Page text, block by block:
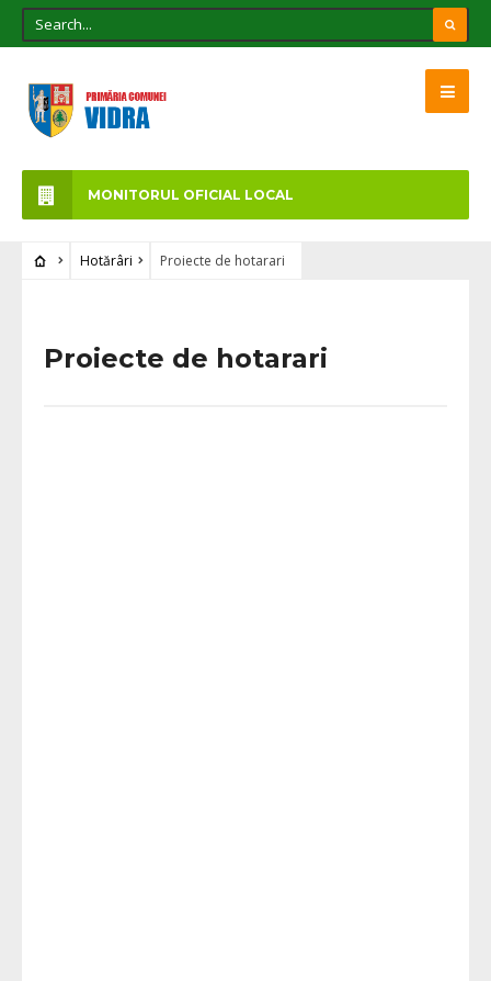
MONITORUL OFICIAL LOCAL
Hotărâri Proiecte de hotarari
Proiecte de hotarari